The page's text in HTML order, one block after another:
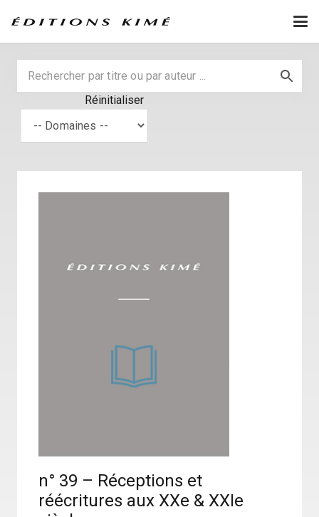
Réinitialiser
n° 39 – Réceptions et
réécritures aux XXe & XXIe